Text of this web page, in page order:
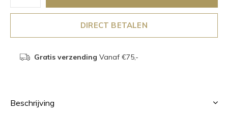
DIRECT BETALEN
Gratis verzending Vanaf €75,-
Beschrijving